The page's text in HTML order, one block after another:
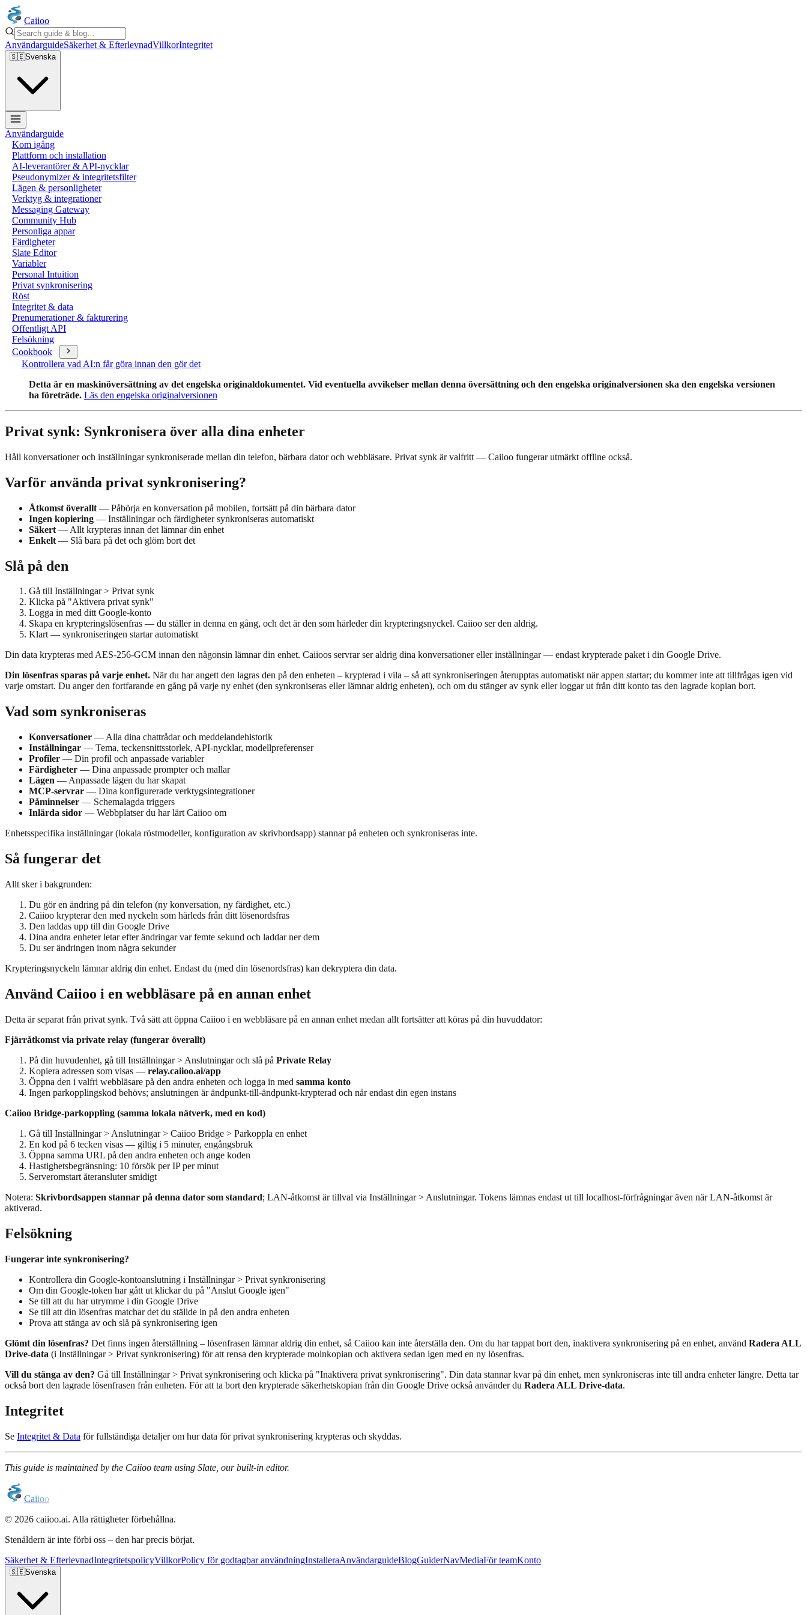
Caiioo
AnvändarguideSäkerhet & EfterlevnadVillkorIntegritet
🇸🇪Svenska
Användarguide
Kom igång
Plattform och installation
AI-leverantörer & API-nycklar
Pseudonymizer & integritetsfilter
Lägen & personligheter
Verktyg & integrationer
Messaging Gateway
Community Hub
Personliga appar
Färdigheter
Slate Editor
Variabler
Personal Intuition
Privat synkronisering
Röst
Integritet & data
Prenumerationer & fakturering
Offentligt API
Felsökning
Cookbook
Kontrollera vad AI:n får göra innan den gör det
Detta är en maskinöversättning av det engelska originaldokumentet. Vid eventuella avvikelser mellan denna översättning och den engelska originalversionen ska den engelska versionen
ha företräde. Läs den engelska originalversionen
Privat synk: Synkronisera över alla dina enheter
Håll konversationer och inställningar synkroniserade mellan din telefon, bärbara dator och webbläsare. Privat synk är valfritt — Caiioo fungerar utmärkt offline också.
Varför använda privat synkronisering?
Åtkomst överallt — Påbörja en konversation på mobilen, fortsätt på din bärbara dator
Ingen kopiering — Inställningar och färdigheter synkroniseras automatiskt
Säkert — Allt krypteras innan det lämnar din enhet
Enkelt — Slå bara på det och glöm bort det
Slå på den
Gå till Inställningar > Privat synk
Klicka på "Aktivera privat synk"
Logga in med ditt Google-konto
Skapa en krypteringslösenfras — du ställer in denna en gång, och det är den som härleder din krypteringsnyckel. Caiioo ser den aldrig.
Klart — synkroniseringen startar automatiskt
Din data krypteras med AES-256-GCM innan den någonsin lämnar din enhet. Caiioos servrar ser aldrig dina konversationer eller inställningar — endast krypterade paket i din Google Drive.
Din lösenfras sparas på varje enhet. När du har angett den lagras den på den enheten – krypterad i vila – så att synkroniseringen återupptas automatiskt när appen startar; du kommer inte att tillfrågas igen vid
varje omstart. Du anger den fortfarande en gång på varje ny enhet (den synkroniseras eller lämnar aldrig enheten), och om du stänger av synk eller loggar ut från ditt konto tas den lagrade kopian bort.
Vad som synkroniseras
Konversationer — Alla dina chattrådar och meddelandehistorik
Inställningar — Tema, teckensnittsstorlek, API-nycklar, modellpreferenser
Profiler — Din profil och anpassade variabler
Färdigheter — Dina anpassade prompter och mallar
Lägen — Anpassade lägen du har skapat
MCP-servrar — Dina konfigurerade verktygsintegrationer
Påminnelser — Schemalagda triggers
Inlärda sidor — Webbplatser du har lärt Caiioo om
Enhetsspecifika inställningar (lokala röstmodeller, konfiguration av skrivbordsapp) stannar på enheten och synkroniseras inte.
Så fungerar det
Allt sker i bakgrunden:
Du gör en ändring på din telefon (ny konversation, ny färdighet, etc.)
Caiioo krypterar den med nyckeln som härleds från ditt lösenordsfras
Den laddas upp till din Google Drive
Dina andra enheter letar efter ändringar var femte sekund och laddar ner dem
Du ser ändringen inom några sekunder
Krypteringsnyckeln lämnar aldrig din enhet. Endast du (med din lösenordsfras) kan dekryptera din data.
Använd Caiioo i en webbläsare på en annan enhet
Detta är separat från privat synk. Två sätt att öppna Caiioo i en webbläsare på en annan enhet medan allt fortsätter att köras på din huvuddator:
Fjärråtkomst via private relay (fungerar överallt)
På din huvudenhet, gå till Inställningar > Anslutningar och slå på Private Relay
Kopiera adressen som visas — relay.caiioo.ai/app
Öppna den i valfri webbläsare på den andra enheten och logga in med samma konto
Ingen parkopplingskod behövs; anslutningen är ändpunkt-till-ändpunkt-krypterad och når endast din egen instans
Caiioo Bridge-parkoppling (samma lokala nätverk, med en kod)
Gå till Inställningar > Anslutningar > Caiioo Bridge > Parkoppla en enhet
En kod på 6 tecken visas — giltig i 5 minuter, engångsbruk
Öppna samma URL på den andra enheten och ange koden
Hastighetsbegränsning: 10 försök per IP per minut
Serveromstart återansluter smidigt
Notera: Skrivbordsappen stannar på denna dator som standard; LAN-åtkomst är tillval via Inställningar > Anslutningar. Tokens lämnas endast ut till localhost-förfrågningar även när LAN-åtkomst är
aktiverad.
Felsökning
Fungerar inte synkronisering?
Kontrollera din Google-kontoanslutning i Inställningar > Privat synkronisering
Om din Google-token har gått ut klickar du på "Anslut Google igen"
Se till att du har utrymme i din Google Drive
Se till att din lösenfras matchar det du ställde in på den andra enheten
Prova att stänga av och slå på synkronisering igen
Glömt din lösenfras? Det finns ingen återställning – lösenfrasen lämnar aldrig din enhet, så Caiioo kan inte återställa den. Om du har tappat bort den, inaktivera synkronisering på en enhet, använd Radera ALL
Drive-data (i Inställningar > Privat synkronisering) för att rensa den krypterade molnkopian och aktivera sedan igen med en ny lösenfras.
Vill du stänga av den? Gå till Inställningar > Privat synkronisering och klicka på "Inaktivera privat synkronisering". Din data stannar kvar på din enhet, men synkroniseras inte till andra enheter längre. Detta tar
också bort den lagrade lösenfrasen från enheten. För att ta bort den krypterade säkerhetskopian från din Google Drive också använder du Radera ALL Drive-data.
Integritet
Se Integritet & Data för fullständiga detaljer om hur data för privat synkronisering krypteras och skyddas.
This guide is maintained by the Caiioo team using Slate, our built-in editor.
Caiioo
© 2026 caiioo.ai. Alla rättigheter förbehållna.
Stenåldern är inte förbi oss – den har precis börjat.
Säkerhet & EfterlevnadIntegritetspolicyVillkorPolicy för godtagbar användningInstalleraAnvändarguideBlogGuiderNavMediaFör teamKonto
🇸🇪Svenska